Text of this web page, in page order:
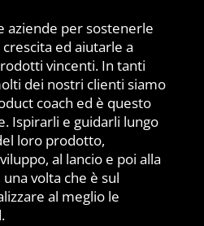
aziende per sostenerle
ed aiutarle a
vincenti. In tanti
dei nostri clienti siamo
coach ed è questo
Ispirarli e guidarli lungo
loro prodotto,
al lancio e poi alla
volta che è sul
al meglio le